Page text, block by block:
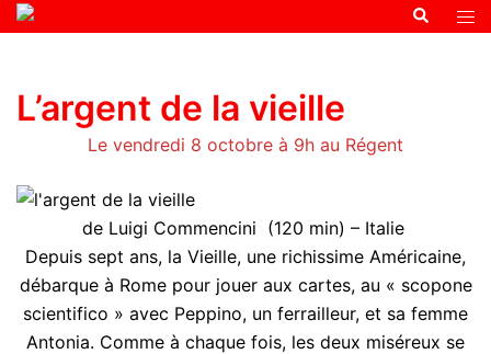
L’argent de la vieille
Le vendredi 8 octobre à 9h au Régent
de Luigi Commencini (120 min) – Italie
Depuis sept ans, la Vieille, une richissime Américaine,
débarque à Rome pour jouer aux cartes, au « scopone
scientifico » avec Peppino, un ferrailleur, et sa femme
Antonia. Comme à chaque fois, les deux miséreux se